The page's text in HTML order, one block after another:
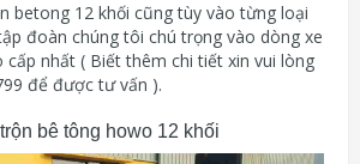
betong 12 khối cũng tùy vào từng loại
đoàn chúng tôi chú trọng vào dòng xe
cấp nhất ( Biết thêm chi tiết xin vui lòng
để được tư vấn ).
bê tông howo 12 khối